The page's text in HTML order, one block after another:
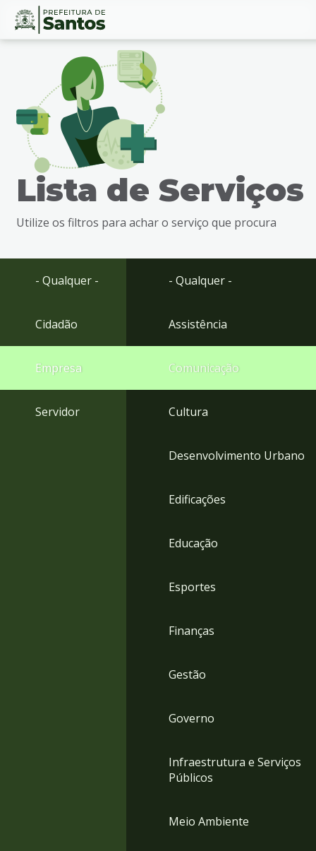
Ir
busca
Ir
Conteúdo
Lista de Serviços
Utilize os filtros para achar o serviço que procura
- Qualquer -
Cidadão
Empresa
Servidor
- Qualquer -
Assistência
Comunicação
Cultura
Desenvolvimento Urbano
Edificações
Educação
Esportes
Finanças
Gestão
Governo
Infraestrutura e Serviços
Públicos
Meio Ambiente